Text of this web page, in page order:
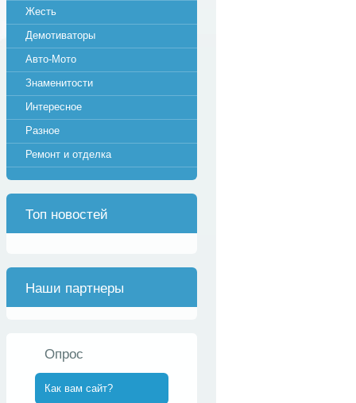
Жесть
Демотиваторы
Авто-Мото
Знаменитости
Интересное
Разное
Ремонт и отделка
Топ новостей
Наши партнеры
Опрос
Как вам сайт?